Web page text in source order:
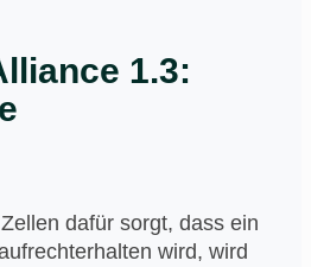
1.3:
dafür sorgt, dass ein
wird, wird